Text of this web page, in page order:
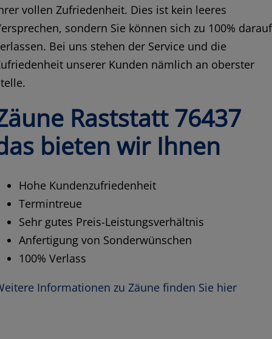
vollen Zufriedenheit. Dies ist kein leeres
sondern Sie können sich zu 100% darauf
Bei uns stehen der Service und die
unserer Kunden nämlich an oberster
Raststatt 76437
bieten wir Ihnen
Hohe Kundenzufriedenheit
Termintreue
Sehr gutes Preis-Leistungsverhältnis
Anfertigung von Sonderwünschen
100% Verlass
Informationen zu Zäune finden Sie hier